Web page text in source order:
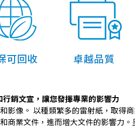
銷文宣，讓您發揮專業的影響力
影像。 以種類繁多的雷射紙，取得
商業文件，進而增大文件的影響力